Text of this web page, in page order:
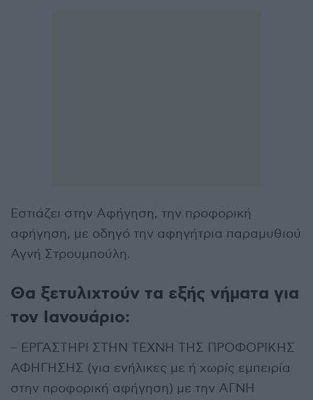
Εστιάζει στην Αφήγηση, την προφορική
αφήγηση, με οδηγό την αφηγήτρια παραμυθιού
Αγνή Στρουμπούλη.
Θα ξετυλιχτούν τα εξής νήματα για
τον Ιανουάριο:
– ΕΡΓΑΣΤΗΡΙ ΣΤΗΝ ΤΕΧΝΗ ΤΗΣ ΠΡΟΦΟΡΙΚΗΣ
ΑΦΗΓΗΣΗΣ (για ενήλικες με ή χωρίς εμπειρία
στην προφορική αφήγηση) με την ΑΓΝΗ